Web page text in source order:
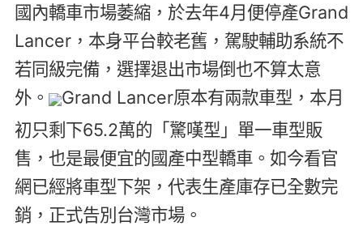
國內轎車市場萎縮，於去年4月便停產Grand
Lancer，本身平台較老舊，駕駛輔助系統不
若同級完備，選擇退出市場倒也不算太意
外。
Grand Lancer原本有兩款車型，本月
初只剩下65.2萬的「驚嘆型」單一車型販
售，也是最便宜的國產中型轎車。如今看官
網已經將車型下架，代表生產庫存已全數完
銷，正式告別台灣市場。